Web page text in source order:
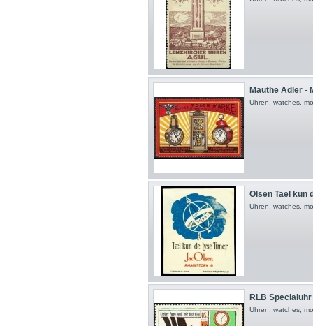
Mauthe Adler -
Uhren, watches,
Olsen Tael kun
Uhren, watches,
RLB
Uhren, watches,